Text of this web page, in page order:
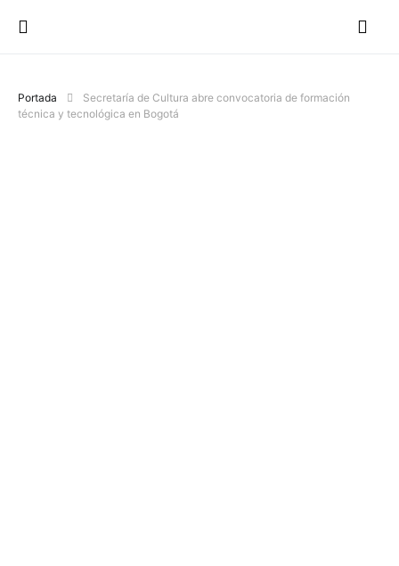
Portada
Secretaría de Cultura abre convocatoria de formación
técnica y tecnológica en Bogotá